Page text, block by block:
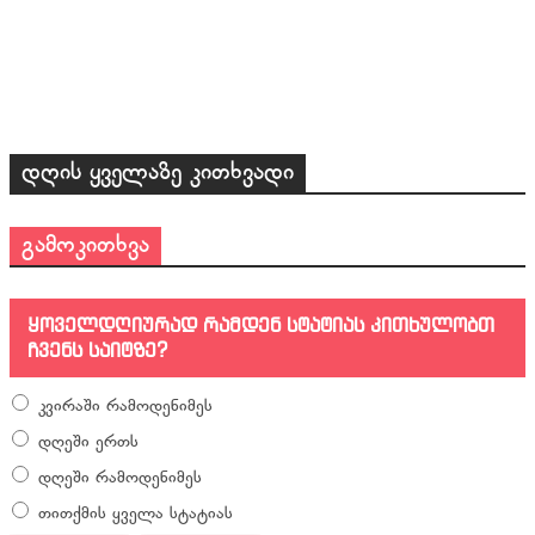
დღის ყველაზე კითხვადი
გამოკითხვა
ყოველდღიურად რამდენ სტატიას კითხულობთ
ჩვენს საიტზე?
კვირაში რამოდენიმეს
დღეში ერთს
დღეში რამოდენიმეს
თითქმის ყველა სტატიას